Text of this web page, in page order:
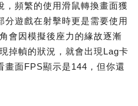
，頻繁的使用滑鼠轉換畫面獲
分遊戲在射擊時更是需要使用
會因模擬後座力的緣故逐漸
掉幀的狀況，就會出現Lag卡
畫面FPS顯示是144，但你還